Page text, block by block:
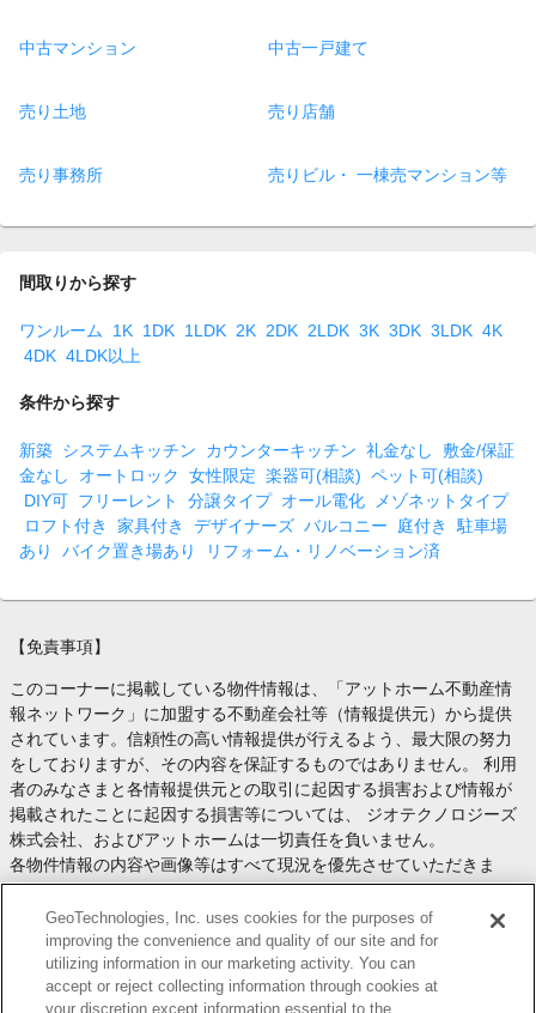
中古マンション 中古一戸建て
売り土地 売り店舗
売り事務所 売りビル・ 一棟売マンション等
間取りから探す
ワンルーム 1K 1DK 1LDK 2K 2DK 2LDK 3K 3DK 3LDK 4K
4DK 4LDK以上
条件から探す
新築 システムキッチン カウンターキッチン 礼金なし
敷金/保証
金なし
オートロック 女性限定 楽器可(相談) ペット可(相談)
DIY可 フリーレント 分譲タイプ オール電化
メゾネットタイプ
ロフト付き
家具付き デザイナーズ バルコニー 庭付き
駐車場
あり
バイク置き場あり リフォーム・リノベーション済
【免責事項】
このコーナーに掲載している物件情報は、「アットホーム不動産情
報ネットワーク」に加盟する不動産会社等（情報提供元）から提供
されています。信頼性の高い情報提供が行えるよう、最大限の努力
をしておりますが、その内容を保証するものではありません。 利用
者のみなさまと各情報提供元との取引に起因する損害および情報が
掲載されたことに起因する損害等については、 ジオテクノロジーズ
株式会社、およびアットホームは一切責任を負いません。
各物件情報の内容や画像等はすべて現況を優先させていただきま
す。
お取引等（お取引の準備、資金調達等を含みます）の際には、内容
や契約条件等について、 各情報提供元より十分な説明を受け、ご自
身でご確認の上、判断してください。
このコーナーへの物件情報のご掲載、その他不動産業務ソリューシ
GeoTechnologies, Inc. uses cookies for the purposes of
improving the convenience and quality of our site and for
utilizing information in our marketing activity. You can
accept or reject collecting information through cookies at
your discretion except information essential to the